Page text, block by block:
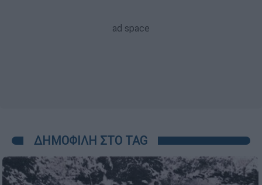
ΔΗΜΟΦΙΛΗ ΣΤΟ TAG